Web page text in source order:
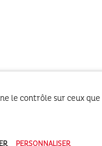
le contrôle sur ceux que
PERSONNALISER